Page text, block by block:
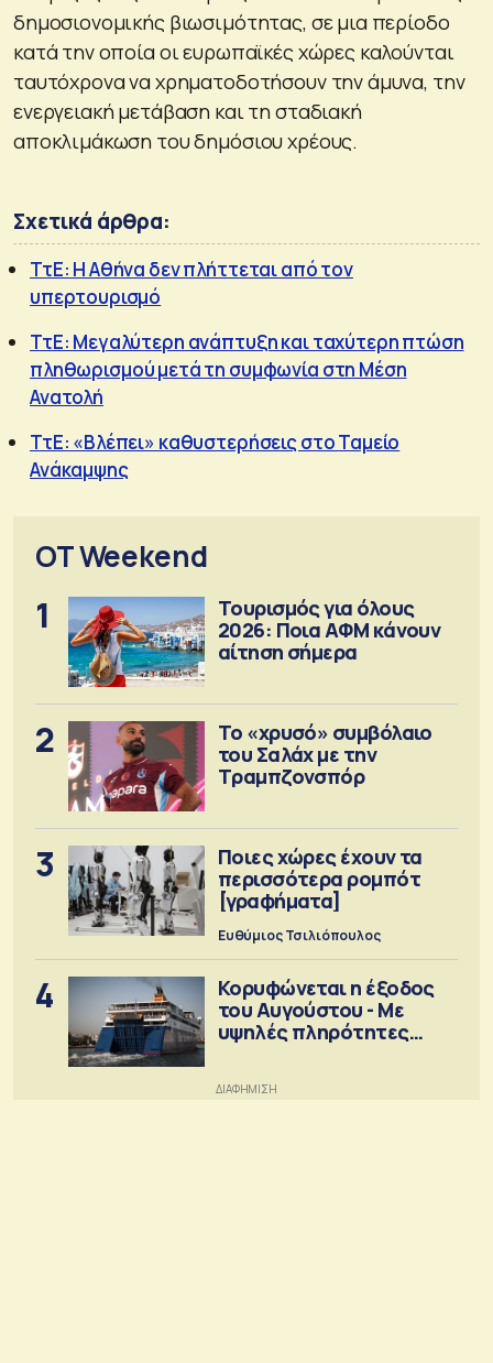
δημοσιονομικής βιωσιμότητας, σε μια περίοδο
κατά την οποία οι ευρωπαϊκές χώρες καλούνται
ταυτόχρονα να χρηματοδοτήσουν την άμυνα, την
ενεργειακή μετάβαση και τη σταδιακή
αποκλιμάκωση του δημόσιου χρέους.
Σχετικά άρθρα:
ΤτΕ: Η Αθήνα δεν πλήττεται από τον
υπερτουρισμό
ΤτΕ: Μεγαλύτερη ανάπτυξη και ταχύτερη πτώση
πληθωρισμού μετά τη συμφωνία στη Μέση
Ανατολή
ΤτΕ: «Βλέπει» καθυστερήσεις στο Ταμείο
Ανάκαμψης
OT Weekend
1
Τουρισμός για όλους
2026: Ποια ΑΦΜ κάνουν
αίτηση σήμερα
2
Το «χρυσό» συμβόλαιο
του Σαλάχ με την
Τραμπζονσπόρ
3
Ποιες χώρες έχουν τα
περισσότερα ρομπότ
[γραφήματα]
Ευθύμιος Τσιλιόπουλος
4
Κορυφώνεται η έξοδος
του Αυγούστου - Με
υψηλές πληρότητες